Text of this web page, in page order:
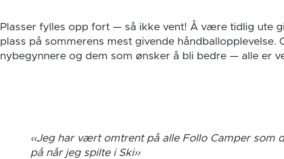
Plasser fylles opp fort — så ikke vent! Å være tidlig ute
plass på sommerens mest givende håndballopplevelse.
nybegynnere og dem som ønsker å bli bedre — alle er
Jeg har vært omtrent på alle Follo Camper som
på når jeg spilte i Ski